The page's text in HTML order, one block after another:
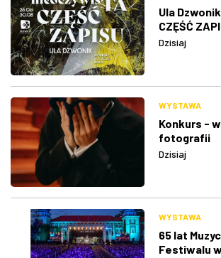
Ula
CZĘŚĆ
Dzisiaj
WYSTAWA
Konkurs -
fotografii
Dzisiaj
WYSTAWA
65 lat
Festiwalu